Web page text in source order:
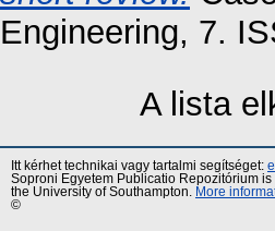
Engineering, 7.
A lista
Itt kérhet technikai vagy tartalmi segítséget:
Soproni Egyetem Publicatio Repozitórium
the University of Southampton.
More
©